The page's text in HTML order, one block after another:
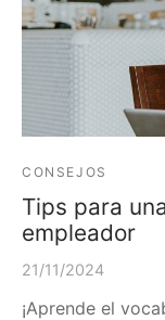
CONSEJOS
Tips para
empleador
21/11/2024
¡Aprende el